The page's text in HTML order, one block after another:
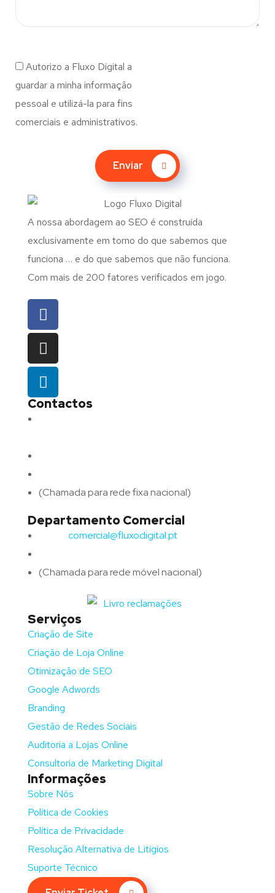
Autorizo a Fluxo Digital a
guardar a minha informação
pessoal e utilizá-la para fins
comerciais e administrativos.
Enviar
A nossa abordagem ao SEO é construída
exclusivamente em torno do que sabemos que
funciona … e do que sabemos que não funciona.
Com mais de 200 fatores verificados em jogo.
Contactos
(Chamada para rede fixa nacional)
Departamento Comercial
comercial@fluxodigital.pt
(Chamada para rede móvel nacional)
Serviços
Criação de Site
Criação de Loja Online
Otimização de SEO
Google Adwords
Branding
Gestão de Redes Sociais
Auditoria a Lojas Online
Consultoria de Marketing Digital
Informações
Sobre Nós
Política de Cookies
Política de Privacidade
Resolução Alternativa de Litígios
Suporte Técnico